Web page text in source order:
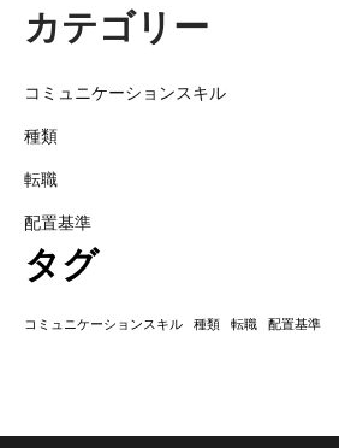
カテゴリー
コミュニケーションスキル
種類
転職
配置基準
タグ
コミュニケーションスキル 種類 転職 配置基準